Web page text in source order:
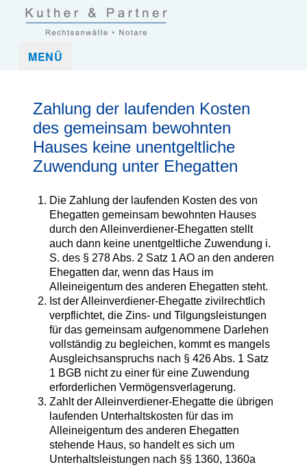
Kuther und Partner Rechtsanwaltskanzlei und Notar in Frankfurt
Kuther & Partner ist eine Anwaltskanzlei, die mittelständische
MENÜ
Zahlung der laufenden Kosten
des gemeinsam bewohnten
Hauses keine unentgeltliche
Zuwendung unter Ehegatten
Die Zahlung der laufenden Kosten des von
Ehegatten gemeinsam bewohnten Hauses
durch den Alleinverdiener-Ehegatten stellt
auch dann keine unentgeltliche Zuwendung i.
S. des § 278 Abs. 2 Satz 1 AO an den anderen
Ehegatten dar, wenn das Haus im
Alleineigentum des anderen Ehegatten steht.
Ist der Alleinverdiener-Ehegatte zivilrechtlich
verpflichtet, die Zins- und Tilgungsleistungen
für das gemeinsam aufgenommene Darlehen
vollständig zu begleichen, kommt es mangels
Ausgleichsanspruchs nach § 426 Abs. 1 Satz
1 BGB nicht zu einer für eine Zuwendung
erforderlichen Vermögensverlagerung.
Zahlt der Alleinverdiener-Ehegatte die übrigen
laufenden Unterhaltskosten für das im
Alleineigentum des anderen Ehegatten
stehende Haus, so handelt es sich um
Unterhaltsleistungen nach §§ 1360, 1360a